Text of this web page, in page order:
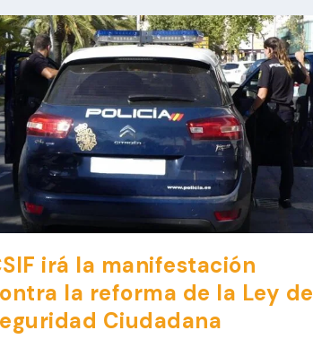
irá la manifestación
la reforma de la Ley de
Ciudadana